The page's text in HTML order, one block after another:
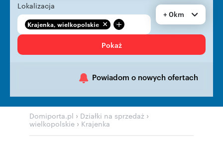
Lokalizacja
Krajenka, wielkopolskie +
+ 0km
Pokaż
Powiadom o nowych ofertach
Domiporta.pl › Działki na sprzedaż ›
wielkopolskie › Krajenka